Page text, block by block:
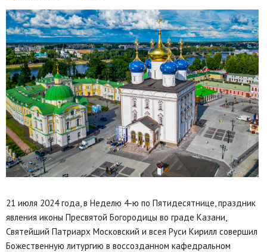
21 июля 2024 года, в Неделю 4-ю по Пятидесятнице, праздник
явления иконы Пресвятой Богородицы во граде Казани,
Святейший Патриарх Московский и всея Руси Кирилл совершил
Божественную литургию в воссозданном кафедральном